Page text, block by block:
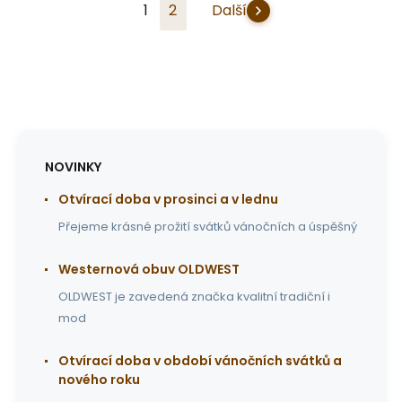
1 2 Další
NOVINKY
Otvírací doba v prosinci a v lednu
Přejeme krásné prožití svátků vánočních a úspěšný
Westernová obuv OLDWEST
OLDWEST je zavedená značka kvalitní tradiční i
mod
Otvírací doba v období vánočních svátků a
nového roku